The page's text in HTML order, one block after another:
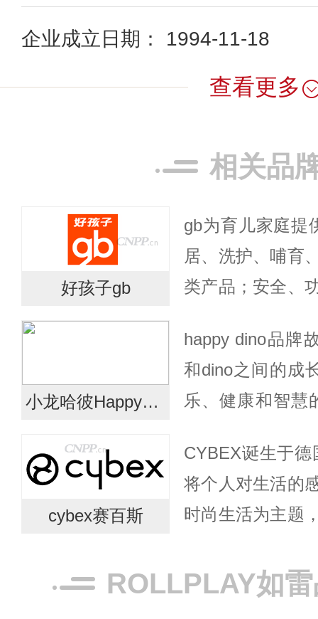
企业成立日期： 1994-11-18
查看更多
相关品
好孩子gb
gb为育儿家庭提
居、洗护、哺育
类产品；安全、
科学的制造工艺
费者...
小龙哈彼HappyDino
happy dino品牌
和dino之间的成
乐、健康和智慧
想的陪伴、儿时
cybex赛百斯
CYBEX诞生于
将个人对生活的
时尚生活为主题
体，使CYBEX发
ROLLPLAY如